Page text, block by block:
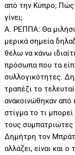
από την Κύπρο; Πώς
γίνει;
Α. ΡΕΠΠΑ: Θα
μερικά σημεία
θέλω να κάνω
πρόσωπα που τα
συλλογικότητες.
τραπέζι το
ανακοινώθηκαν από
στίγμα το τι
τους συμπατριώτες
Δημήτρη τον
αλλάζει, είναι και